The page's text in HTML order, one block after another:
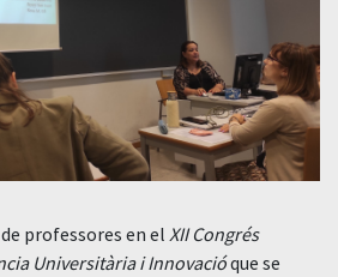
professores en el XII Congrés
Universitària i Innovacióque se